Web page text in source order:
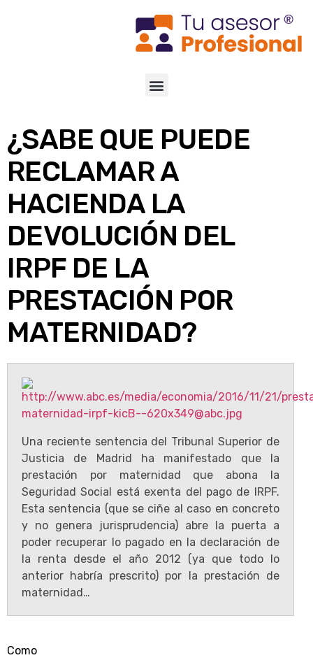
¿SABE QUE PUEDE
RECLAMAR A
HACIENDA LA
DEVOLUCIÓN DEL
IRPF DE LA
PRESTACIÓN POR
MATERNIDAD?
Una reciente sentencia del Tribunal Superior de
Justicia de Madrid ha manifestado que la
prestación por maternidad que abona la
Seguridad Social está exenta del pago de IRPF.
Esta sentencia (que se ciñe al caso en concreto
y no genera jurisprudencia) abre la puerta a
poder recuperar lo pagado en la declaración de
la renta desde el año 2012 (ya que todo lo
anterior habría prescrito) por la prestación de
maternidad…
Como